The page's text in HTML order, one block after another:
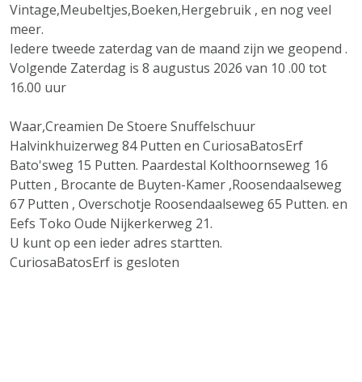
Vintage,Meubeltjes,Boeken,Hergebruik , en nog veel
meer.
Iedere tweede zaterdag van de maand zijn we geopend .
Volgende Zaterdag is 8 augustus 2026 van 10 .00 tot
16.00 uur
Waar,Creamien De Stoere Snuffelschuur
Halvinkhuizerweg 84 Putten en CuriosaBatosErf
Bato'sweg 15 Putten. Paardestal Kolthoornseweg 16
Putten , Brocante de Buyten-Kamer ,Roosendaalseweg
67 Putten , Overschotje Roosendaalseweg 65 Putten. en
Eefs Toko Oude Nijkerkerweg 21.
U kunt op een ieder adres startten.
CuriosaBatosErf is gesloten